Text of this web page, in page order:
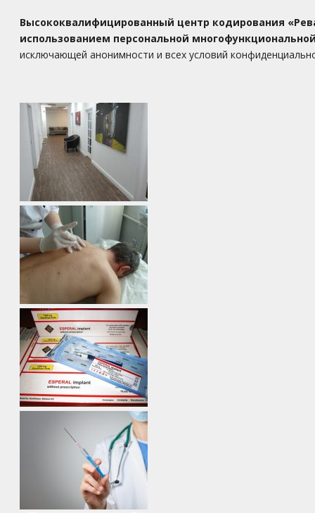
Высококвалифицированный центр кодирования
использованием персональной
исключающей анонимности и всех условий